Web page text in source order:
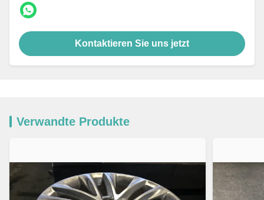
Kontaktieren Sie uns jetzt
Verwandte Produkte